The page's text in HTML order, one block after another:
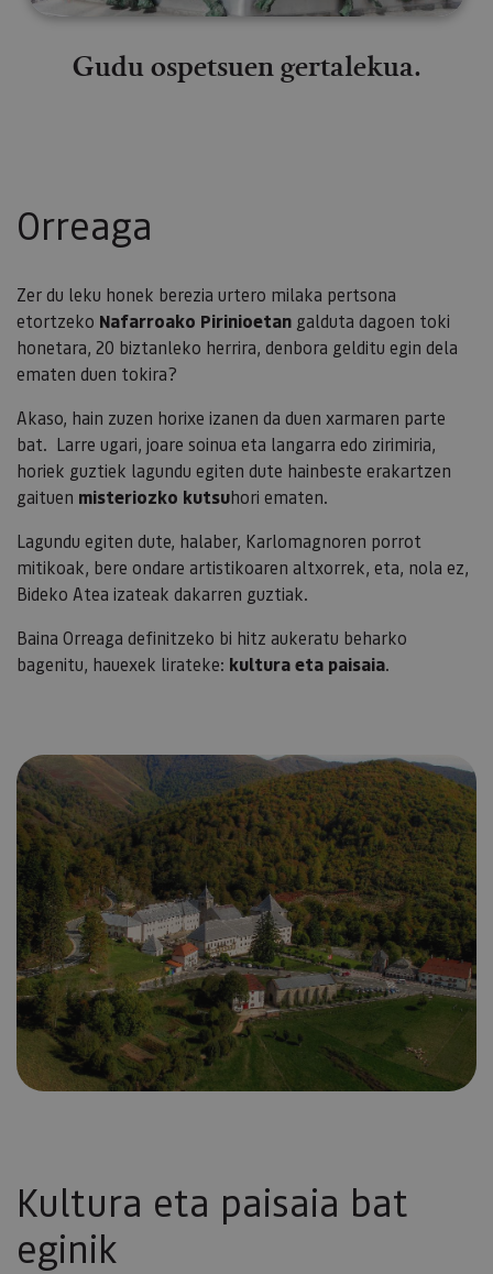
Gudu ospetsuen gertalekua.
Orreaga
Zer du leku honek berezia urtero milaka pertsona
etortzeko Nafarroako Pirinioetan galduta dagoen toki
honetara, 20 biztanleko herrira, denbora gelditu egin dela
ematen duen tokira?
Akaso, hain zuzen horixe izanen da duen xarmaren parte
bat. Larre ugari, joare soinua eta langarra edo zirimiria,
horiek guztiek lagundu egiten dute hainbeste erakartzen
gaituen misteriozko kutsuhori ematen.
Lagundu egiten dute, halaber, Karlomagnoren porrot
mitikoak, bere ondare artistikoaren altxorrek, eta, nola ez,
Bideko Atea izateak dakarren guztiak.
Baina Orreaga definitzeko bi hitz aukeratu beharko
bagenitu, hauexek lirateke: kultura eta paisaia.
Kultura eta paisaia bat
eginik